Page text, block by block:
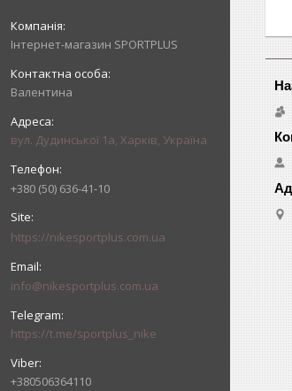
Інтернет-магазин SPORTPLUS
Валентина
вул. Дудинської 1а, Харків, Україна
+380 (50) 636-41-10
https://nikesportplus.com.ua
info@nikesportplus.com.ua
https://t.me/sportplus_nike
+380506364110